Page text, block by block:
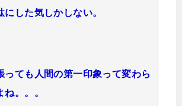
にした気しかしない。
っても人間の第一印象って変わら
。。。